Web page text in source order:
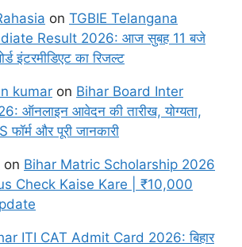
on TGBIE Telangana
Result 2026: आज सुबह 11 बजे
इंटरमीडिएट का रिजल्ट
kumar on Bihar Board Inter
ऑनलाइन आवेदन की तारीख, योग्यता,
फॉर्म और पूरी जानकारी
on Bihar Matric Scholarship 2026
Check Kaise Kare | ₹10,000
ITI CAT Admit Card 2026: बिहार